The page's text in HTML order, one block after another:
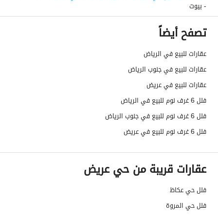
رقم المخطط
3044
رقم صك الملكية
واجهة العقار
حدود واطوال العقار
الضمانات والمدة
-
قنوات الاعلان
العقار ؟
مطابقة لكود البناء
السعودي
- بيوت
تصفح أيضاً
عقارات للبيع في الرياض
عقارات للبيع في جنوب الرياض
عقارات للبيع في عريض
فلل 6 غرف نوم للبيع في الرياض
فلل 6 غرف نوم للبيع في جنوب الرياض
فلل 6 غرف نوم للبيع في عريض
عقارات قريبة من حي عريض
فلل حي عكاظ
فلل حي المروة